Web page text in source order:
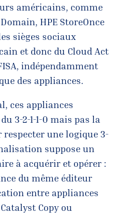
américains, comme
HPE StoreOnce
sièges sociaux
et donc du Cloud Act
indépendamment
des appliances.
ces appliances
3-2-1-1-0 mais pas la
respecter une logique 3-
suppose un
à acquérir et opérer :
du même éditeur
entre appliances
Copy ou